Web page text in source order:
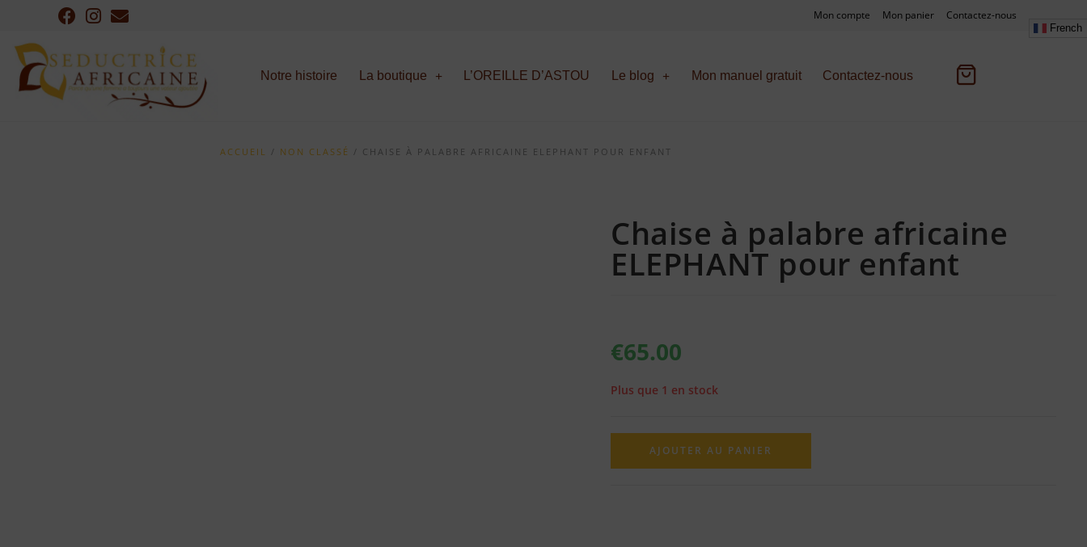
Mon compte Mon panier Contactez-nous
French
Notre histoire La boutique L’OREILLE D’ASTOU Le blog Mon manuel gratuit Contactez-nous
ACCUEIL / NON CLASSÉ / CHAISE À PALABRE AFRICAINE ELEPHANT POUR ENFANT
Chaise à palabre africaine
ELEPHANT pour enfant
€65.00
Plus que 1 en stock
AJOUTER AU PANIER